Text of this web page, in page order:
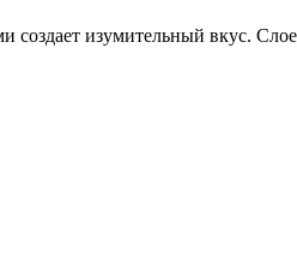
создает изумительный вкус.